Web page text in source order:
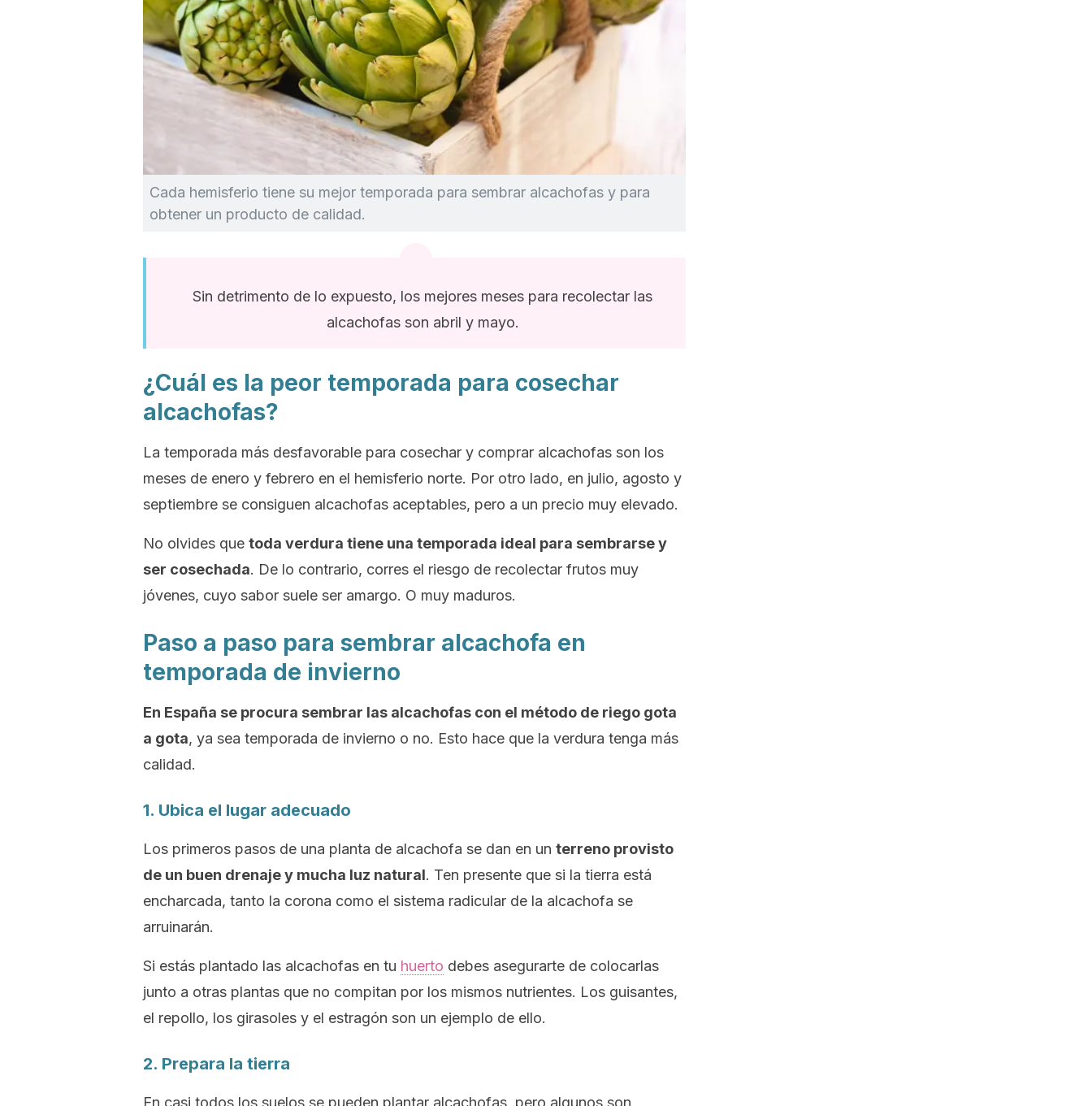
Cada hemisferio tiene su mejor temporada para sembrar alcachofas y para
obtener un producto de calidad.
Sin detrimento de lo expuesto, los mejores meses para recolectar las
alcachofas son abril y mayo.
¿Cuál es la peor temporada para cosechar
alcachofas?
La temporada más desfavorable para cosechar y comprar alcachofas son los
meses de enero y febrero en el hemisferio norte. Por otro lado, en julio, agosto y
septiembre se consiguen alcachofas aceptables, pero a un precio muy elevado.
No olvides que toda verdura tiene una temporada ideal para sembrarse y
ser cosechada. De lo contrario, corres el riesgo de recolectar frutos muy
jóvenes, cuyo sabor suele ser amargo. O muy maduros.
Paso a paso para sembrar alcachofa en
temporada de invierno
En España se procura sembrar las alcachofas con el método de riego gota
a gota, ya sea temporada de invierno o no. Esto hace que la verdura tenga más
calidad.
1. Ubica el lugar adecuado
Los primeros pasos de una planta de alcachofa se dan en un terreno provisto
de un buen drenaje y mucha luz natural. Ten presente que si la tierra está
encharcada, tanto la corona como el sistema radicular de la alcachofa se
arruinarán.
Si estás plantado las alcachofas en tu huerto debes asegurarte de colocarlas
junto a otras plantas que no compitan por los mismos nutrientes. Los guisantes,
el repollo, los girasoles y el estragón son un ejemplo de ello.
2. Prepara la tierra
En casi todos los suelos se pueden plantar alcachofas, pero algunos son